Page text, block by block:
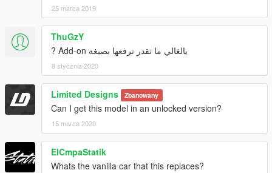
25 marca 2019
ThuGzY
يالغالي ما تقدر ترفعها بصيغة Add-on ?
8 stycznia 2020
Limited Designs Zbanowany
Can I get this model in an unlocked version?
15 marca 2020
ElCmpaStatik
Whats the vanilla car that this replaces?